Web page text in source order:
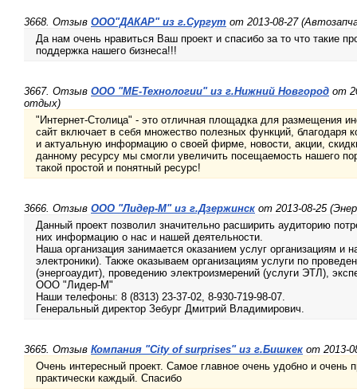
3668. Отзыв ООО"ДАКАР" из г.Сургут от 2013-08-27
Да нам очень нравиться Ваш проект и спасибо за то что такие
поддержка нашего бизнеса!!!
3667. Отзыв ООО "МЕ-Технологии" из г.Нижний Новгород от
отдых)
"Интернет-Столица" - это отличная площадка для размещения
сайт включает в себя множество полезных функций, благодаря
и актуальную информацию о своей фирме, новости, акции,
данному ресурсу мы смогли увеличить посещаемость нашего
такой простой и понятный ресурс!
3666. Отзыв ООО "Лидер-М" из г.Дзержинск от 2013-08-25
Данный проект позволил значительно расширить аудиторию
них информацию о нас и нашей деятельности.
Наша организация занимается оказанием услуг организациям и
электроники). Также оказываем организациям услуги по
(энергоаудит), проведению электроизмерений (услуги ЭТЛ),
ООО "Лидер-М"
Наши телефоны: 8 (8313) 23-37-02, 8-930-719-98-07.
Генеральный директор Зебург Дмитрий Владимирович.
3665. Отзыв Компания "City of surprises" из г.Бишкек от 2013-
Очень интересный проект. Самое главное очень удобно и очень
практически каждый. Спасибо